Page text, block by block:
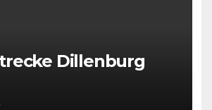
Dillenburg